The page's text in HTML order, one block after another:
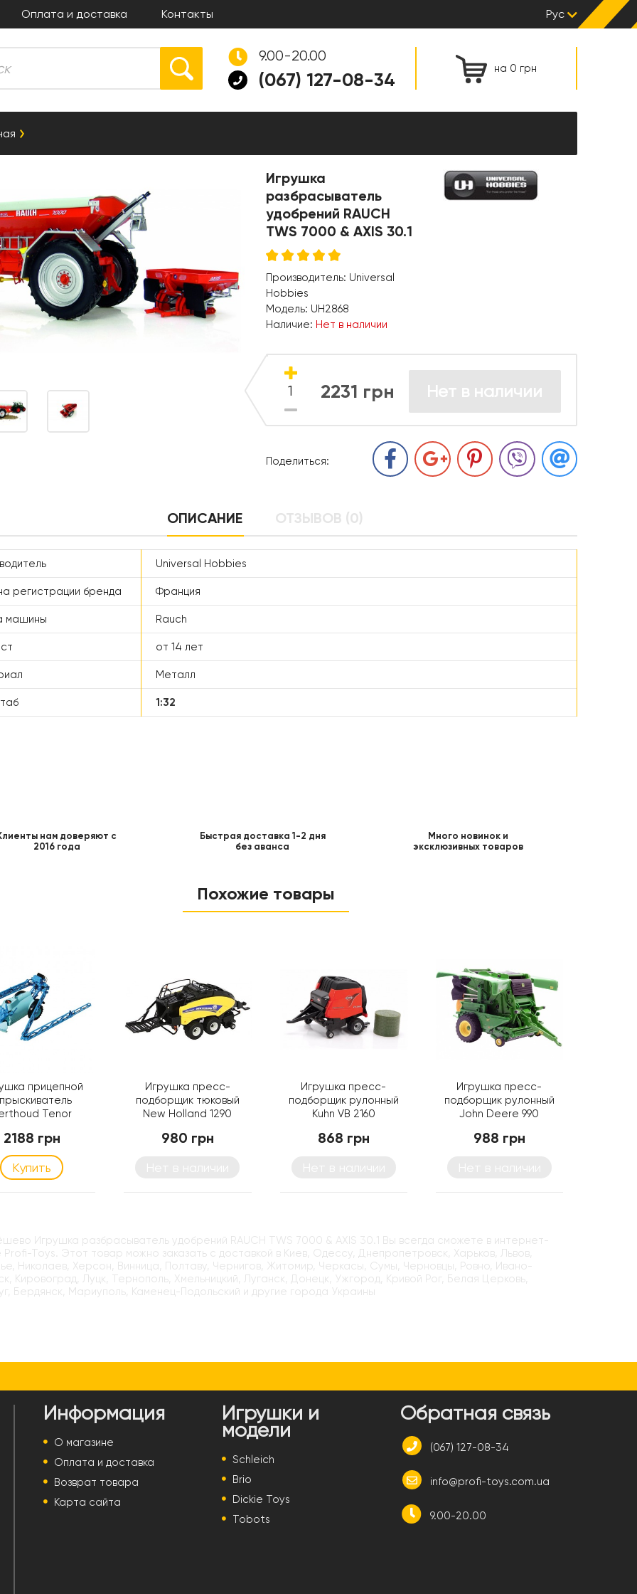
Оплата и доставка Контакты Рус
на 0 грн
9.00-20.00
(067) 127-08-34
Игрушка
разбрасыватель
удобрений RAUCH
TWS 7000 & AXIS 30.1
Производитель: Universal
Hobbies
Модель: UH2868
Наличие: Нет в наличии
2231 грн Нет в наличии
Поделиться:
ОПИСАНИЕ ОТЗЫВОВ (0)
Universal Hobbies
регистрации бренда Франция
машины Rauch
от 14 лет
Металл
1:32
нам доверяют с
2016 года
Быстрая доставка 1-2 дня
без аванса
Много новинок и
эксклюзивных товаров
Похожие товары
прицепной
Tenor
2188 грн
Купить
Игрушка пресс-
подборщик тюковый
New Holland 1290
980 грн
Игрушка пресс-
подборщик рулонный
Kuhn VB 2160
868 грн
Игрушка пресс-
подборщик рулонный
John Deere 990
988 грн
Игрушка разбрасыватель удобрений RAUCH TWS 7000 & AXIS 30.1 Вы всегда сможете в интернет-
Profi-Toys. Этот товар можно заказать с доставкой в Киев, Одессу, Днепропетровск, Харьков, Львов,
Николаев, Херсон, Винница, Полтаву, Чернигов, Житомир, Черкасы, Сумы, Черновцы, Ровно, Ивано-
Кировоград, Луцк, Тернополь, Хмельницкий, Луганск, Донецк, Ужгород, Кривой Рог, Белая Церковь,
Бердянск, Мариуполь, Каменец-Подольский и другие города Украины
Информация
О магазине
Оплата и доставка
Возврат товара
Карта сайта
Игрушки и
модели
Schleich
Brio
Dickie Toys
Tobots
Обратная связь
(067) 127-08-34
info@profi-toys.com.ua
9.00-20.00